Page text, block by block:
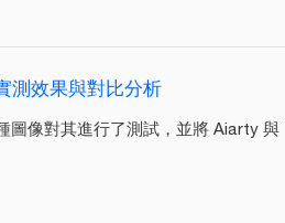
測效果與對比分析
像對其進行了測試，並將 Aiarty